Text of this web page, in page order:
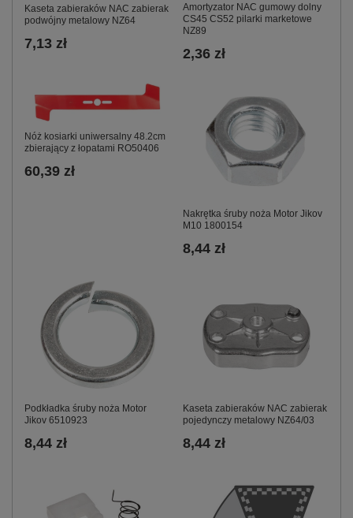
Kaseta zabieraków NAC zabierak
podwójny metalowy NZ64
7,13 zł
Amortyzator NAC gumowy dolny
CS45 CS52 pilarki marketowe
NZ89
2,36 zł
Nóż kosiarki uniwersalny 48.2cm
zbierający z łopatami RO50406
60,39 zł
Nakrętka śruby noża Motor Jikov
M10 1800154
8,44 zł
Podkładka śruby noża Motor
Jikov 6510923
8,44 zł
Kaseta zabieraków NAC zabierak
pojedynczy metalowy NZ64/03
8,44 zł